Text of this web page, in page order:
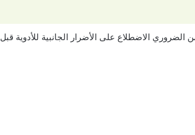
الضروري الاضطلاع على الأضرار الجانبية